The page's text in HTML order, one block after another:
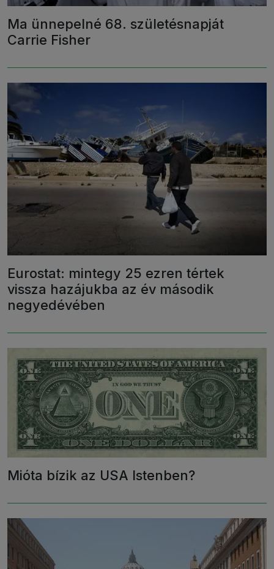
Ma ünnepelné 68. születésnapját
Carrie Fisher
Eurostat: mintegy 25 ezren tértek
vissza hazájukba az év második
negyedévében
Mióta bízik az USA Istenben?